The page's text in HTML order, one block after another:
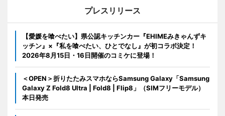
プレスリリース
【愛媛を喰べたい】県公認キッチンカー『EHIMEみきゃんずキ
ッチン』×『私を喰べたい、ひとでなし』が初コラボ決定！
2026年8月15日・16日開催のコミケに登場！
＜OPEN＞折りたたみスマホならSamsung Galaxy「Samsung
Galaxy Z Fold8 Ultra | Fold8 | Flip8」（SIMフリーモデル）
本日発売